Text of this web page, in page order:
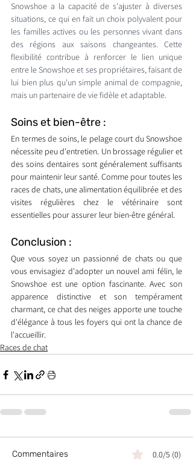
Snowshoe a la capacité de s'ajuster à diverses
situations, ce qui en fait un choix polyvalent pour
les familles actives ou les personnes vivant dans
des régions aux saisons changeantes. Cette
flexibilité contribue à renforcer le lien unique
entre le Snowshoe et ses propriétaires, faisant de
lui bien plus qu'un simple animal de compagnie,
mais un partenaire de vie fidèle et adaptable.
Soins et bien-être :
En termes de soins, le pelage court du Snowshoe
nécessite peu d'entretien. Un brossage régulier et
des soins dentaires sont généralement suffisants
pour maintenir leur santé. Comme pour toutes les
races de chats, une alimentation équilibrée et des
visites régulières chez le vétérinaire sont
essentielles pour assurer leur bien-être général.
Conclusion :
Que vous soyez un passionné de chats ou que
vous envisagiez d'adopter un nouvel ami félin, le
Snowshoe est une option fascinante. Avec son
apparence distinctive et son tempérament
charmant, ce chat des neiges apporte une touche
d'élégance à tous les foyers qui ont la chance de
l'accueillir.
Races de chat
Commentaires 0.0/5 (0)